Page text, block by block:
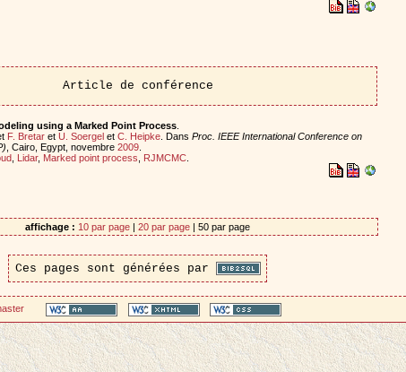
Article de conférence
using a Marked Point Process.
F. Bretaret U. Soergelet C. Heipke. Dans Proc. IEEE International Conference on
, Cairo, Egypt, novembre 2009.
, Lidar, Marked point process RJMCMC.
affichage : 10 par page | 20 par page | 50 par page
Ces pages sont générées par